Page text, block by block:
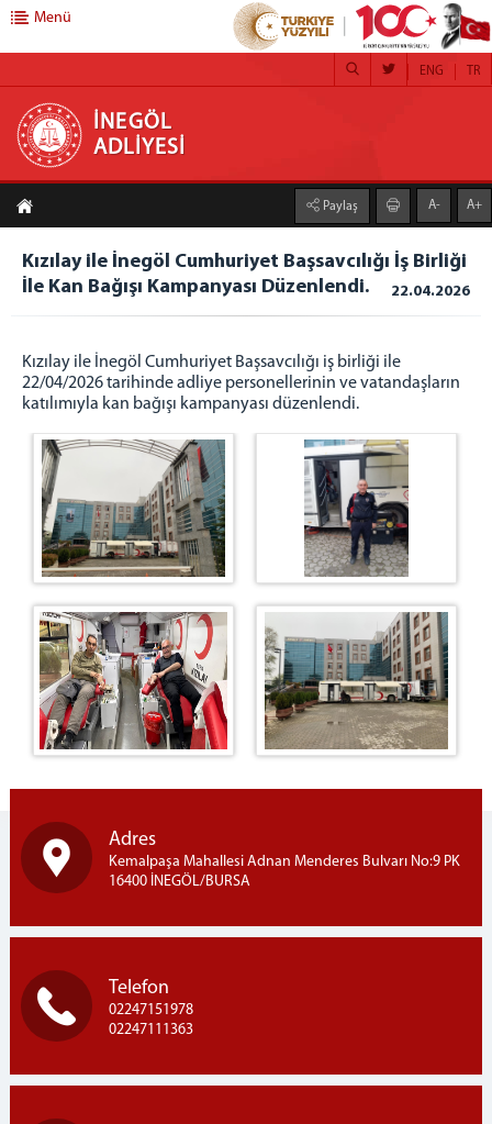
İNEGÖL ADLİYESİ
ANA SAYFA
BAŞSAVCILIK
CUMHURİYET BAŞSAVCISI
CUMHURİYET SAVCILARI
ADLİYEMİZ
ADLİYE ANA BİNA
CUMHURİYET BAŞSAVCILIĞI BİRİMLERİ
İDARİ İŞLER MÜDÜRLÜĞÜ
ADLİ DESTEK VE MAĞDUR HİZMETLERİ
MÜDÜRLÜĞÜ
İNEGÖL ADLİ TIP ŞUBE MÜDÜRLÜĞÜ
ADLİ SİCİL BÜROSU
İNEGÖL BİLGİ İŞLEM ŞEFLİĞİ
İLÇE SEÇİM KURULU
BARO
ADLİYE EK BİNA
MAHKEMELER
İCRA DAİRESİ
İNEGÖL DENETİMLİ SERBESTLİK MÜDÜRLÜĞÜ
LOJMAN
MAHKEMELER
CEZA MAHKEMELERİ
HUKUK MAHKEMELERİ
MERKEZİ
MÜLHAKATLAR
YENİŞEHİR ADLİYESİ
YENİŞEHİR KADIN KAPALI CEZA İNFAZ KURUMU
Menü
İNEGÖL
ADLİYESİ
TR
ENG
Paylaş A- A+
Kızılay ile İnegöl Cumhuriyet Başsavcılığı İş Birliği
İle Kan Bağışı Kampanyası Düzenlendi.
22.04.2026
Kızılay ile İnegöl Cumhuriyet Başsavcılığı iş birliği ile
22/04/2026 tarihinde adliye personellerinin ve vatandaşların
katılımıyla kan bağışı kampanyası düzenlendi.
Adres
Kemalpaşa Mahallesi Adnan Menderes Bulvarı No:9 PK
16400 İNEGÖL/BURSA
Telefon
02247151978
02247111363